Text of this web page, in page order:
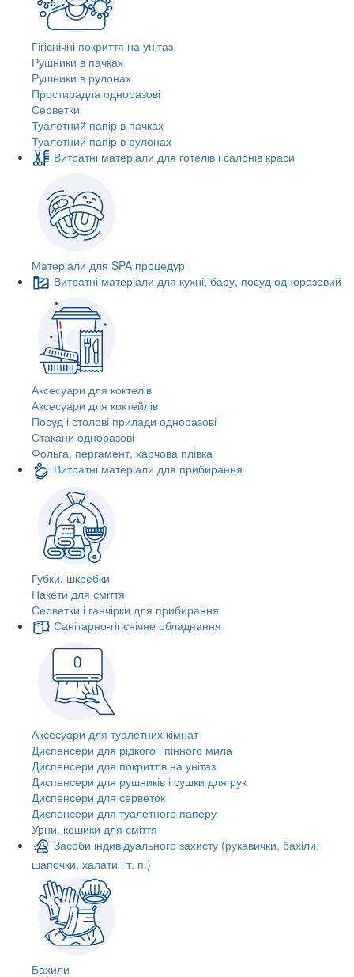
Гігієнічні покриття на унітаз
Рушники в пачках
Рушники в рулонах
Простирадла одноразові
Серветки
Туалетний папір в пачках
Туалетний папір в рулонах
Витратні матеріали для готелів і салонів краси
Матеріали для SPA процедур
Витратні матеріали для кухні, бару, посуд одноразовий
Аксесуари для коктелів
Аксесуари для коктейлів
Посуд і столові прилади одноразові
Стакани одноразові
Фольга, пергамент, харчова плівка
Витратні матеріали для прибирання
Губки, шкребки
Пакети для сміття
Серветки і ганчірки для прибирання
Санітарно-гігієнічне обладнання
Аксесуари для туалетних кімнат
Диспенсери для рідкого і пінного мила
Диспенсери для покриттів на унітаз
Диспенсери для рушників і сушки для рук
Диспенсери для серветок
Диспенсери для туалетного паперу
Урни, кошики для сміття
Засоби індивідуального захисту (рукавички, бахіли,
шапочки, халати і т. п.)
Бахили